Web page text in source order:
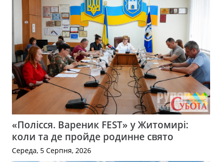
«Полісся. Вареник FEST» у Житомирі:
коли та де пройде родинне свято
Середа, 5 Серпня, 2026